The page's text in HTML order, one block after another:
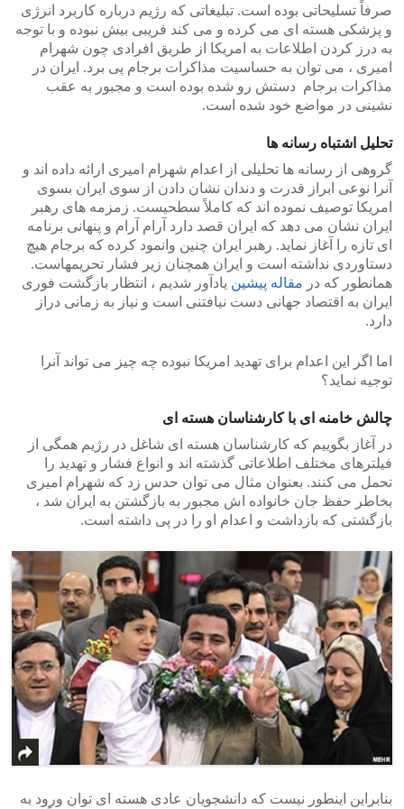
صرفاً تسلیحاتی بوده است. تبلیغاتی که رژیم درباره کاربرد انرژی
و پزشکی هسته ای می کرده و می کند فریبی بیش نبوده و با توجه
به درز کردن اطلاعات به امریکا از طریق افرادی چون شهرام
امیری ، می توان به حساسیت مذاکرات برجام پی برد. ایران در
مذاکرات برجام دستش رو شده بوده است و مجبور به عقب
نشینی در مواضع خود شده است.
تحلیل اشتباه رسانه ها
گروهی از رسانه ها تحلیلی از اعدام شهرام امیری ارائه داده اند و
آنرا نوعی ابراز قدرت و دندان نشان دادن از سوی ایران بسوی
امریکا توصیف نموده اند که کاملاً سطحیست. زمزمه های رهبر
ایران نشان می دهد که ایران قصد دارد آرام آرام و پنهانی برنامه
ای تازه را آغاز نماید. رهبر ایران چنین وانمود کرده که برجام هیچ
دستاوردی نداشته است و ایران همچنان زیر فشار تحریمهاست.
همانطور که در مقاله پیشین یادآور شدیم ، انتظار بازگشت فوری
ایران به اقتصاد جهانی دست نیافتنی است و نیاز به زمانی دراز
دارد.
اما اگر این اعدام برای تهدید امریکا نبوده چه چیز می تواند آنرا
توجیه نماید؟
چالش خامنه ای با کارشناسان هسته ای
در آغاز بگوییم که کارشناسان هسته ای شاغل در رژیم همگی از
فیلترهای مختلف اطلاعاتی گذشته اند و انواع فشار و تهدید را
تحمل می کنند. بعنوان مثال می توان حدس زد که شهرام امیری
بخاطر حفظ جان خانواده اش مجبور به بازگشتن به ایران شد ،
بازگشتی که بازداشت و اعدام او را در پی داشته است.
بنابراین اینطور نیست که دانشجویان عادی هسته ای توان ورود به